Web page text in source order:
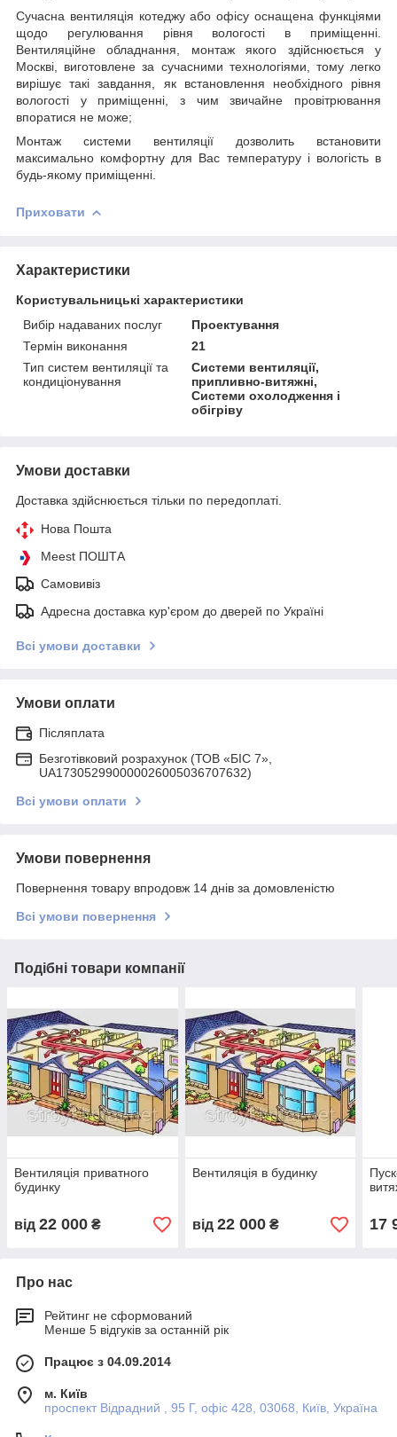
Сучасна вентиляція котеджу або офісу оснащена функціями
щодо регулювання рівня вологості в приміщенні.
Вентиляційне обладнання, монтаж якого здійснюється у
Москві, виготовлене за сучасними технологіями, тому легко
вирішує такі завдання, як встановлення необхідного рівня
вологості у приміщенні, з чим звичайне провітрювання
впоратися не може;
Монтаж системи вентиляції дозволить встановити
максимально комфортну для Вас температуру і вологість в
будь-якому приміщенні.
Приховати
Характеристики
Користувальницькі характеристики
Вибір надаваних послуг
Проектування
Термін виконання
21
Тип систем вентиляції та
кондиціонування
Системи вентиляції,
припливно-витяжні,
Системи охолодження і
обігріву
Умови доставки
Доставка здійснюється тільки по передоплаті.
Нова Пошта
Meest ПОШТА
Самовивіз
Адресна доставка кур'єром до дверей по Україні
Всі умови доставки
Умови оплати
Післяплата
Безготівковий розрахунок (ТОВ «БІС 7»,
UA173052990000026005036707632)
Всі умови оплати
Умови повернення
Повернення товару впродовж 14 днів за домовленістю
Всі умови повернення
Подібні товари компанії
Вентиляція приватного
будинку
від 22 000 ₴
Вентиляція в будинку
від 22 000₴ 17
Про нас
Рейтинг не сформований
Менше 5 відгуків за останній рік
Працює з 04.09.2014
м. Київ
проспект Відрадний , 95 Г, офіс 428, 03068, Київ, Україна